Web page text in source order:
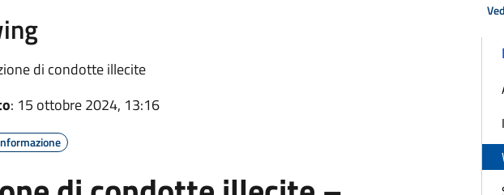
di condotte illecite
: 15 ottobre 2024, 13:16